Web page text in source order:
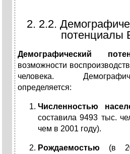
2. 2.2.
потенциалы
Демографический
возможности
человека.
определяется:
Численностью
составила 9493 тыс.
чем в 2001 году).
Рождаемостью (в